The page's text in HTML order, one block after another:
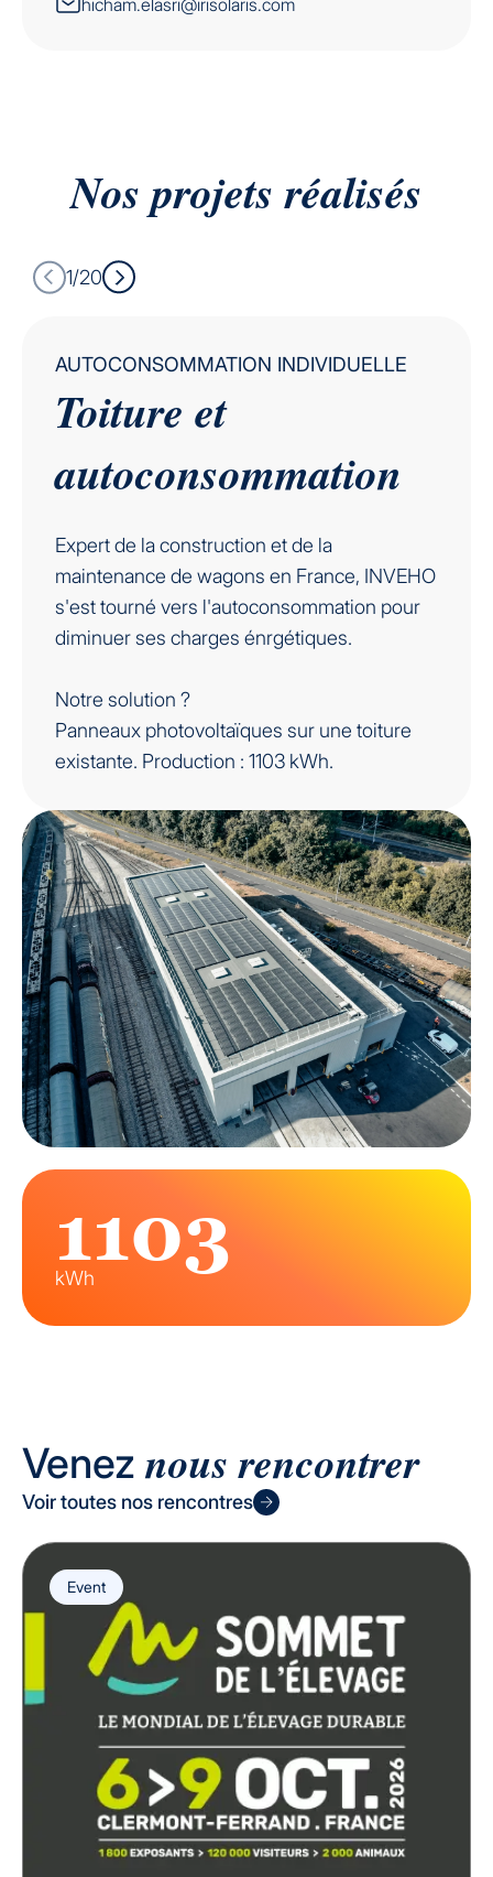
Nos projetsréalisés
1/20
AUTOCONSOMMATION INDIVIDUELLE
Toiture et
autoconsommation
Expert de la construction et de la
maintenance de wagons en France, INVEHO
s'est tourné vers l'autoconsommation pour
diminuer ses charges énrgétiques.
Notre solution ?
Panneaux photovoltaïques sur une toiture
existante. Production : 1103 kWh.
1103
kWh
Venez nous rencontrer
Voir toutes nos rencontres
Event